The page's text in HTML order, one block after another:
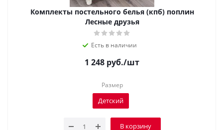
Комплекты постельного белья (кпб) поплин
Лесные друзья
Есть в наличии
1 248 руб./шт
Размер
Детский
В корзину